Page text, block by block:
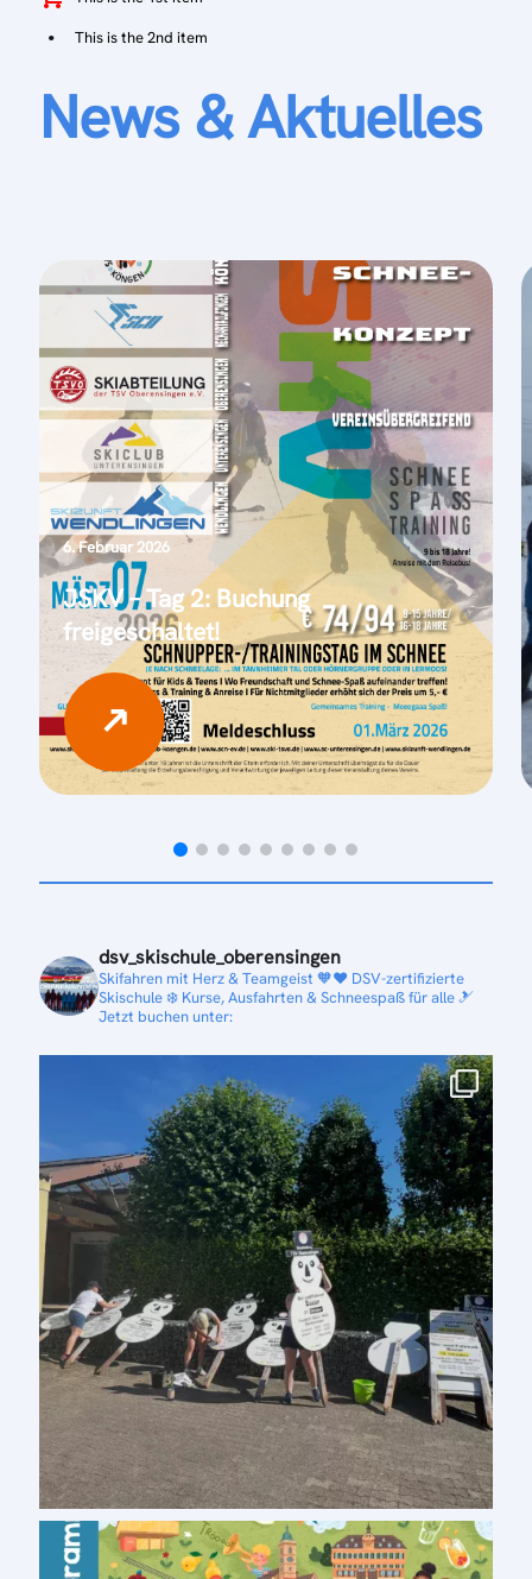
This is the 2nd item
News & Aktuelles
6. Februar 2026
JSKV – Tag 2: Buchung
freigeschaltet!
dsv_skischule_oberensingen
Skifahren mit Herz & Teamgeist 🧡❤️ DSV-zertifizierte
Skischule ❄️ Kurse, Ausfahrten & Schneespaß für alle 🎿
Jetzt buchen unter: